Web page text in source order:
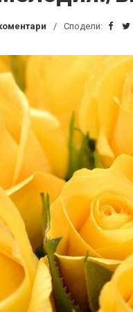
Сподели: